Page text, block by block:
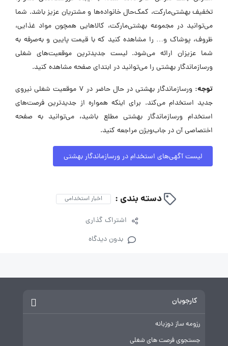
تخفیف بهشتی‌مارکت، کمک‌حال خانواده‌ها و مشتریان عزیز باشد. شما
می‌توانید در مجموعه بهشتی‌مارکت، کالاهایی همچون مواد غذایی،
ظروف، پوشاک و… را مشاهده کنید که با قیمت پایین و به‌صرفه به
شما عزیزان ارائه می‌شود. لیست جدیدترین موقعیت‌های شغلی
ورسازماندگار بهشتی را می‌توانید در ابتدای صفحه مشاهده کنید.
توجه:
ورسازماندگار بهشتی در حال حاضر در ۷ موقعیت شغلی نیروی
جدید استخدام می‌کند. برای اینکه همواره از جدیدترین فرصت‌های
استخدام ورسازماندگار بهشتی مطلع باشید، می‌توانید به صفحه
اختصاصی آن در جاب‌ویژن مراجعه کنید.
لیست آگهی‌های استخدام در ورسازماندگار بهشتی
دسته بندی : اخبار استخدامی
اشتراک گذاری
بدون دیدگاه
کارجویان
رزومه ساز دوزبانه
جستجوی فرصت های شغلی